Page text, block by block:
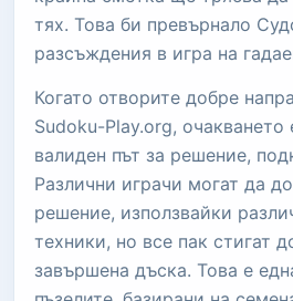
тях. Това би превърнало
разсъждения в игра на
Когато отворите добре
Sudoku-Play.org,
валиден път за решение,
Различни играчи могат да
решение, използвайки
техники, но все пак стигат
завършена дъска. Това е